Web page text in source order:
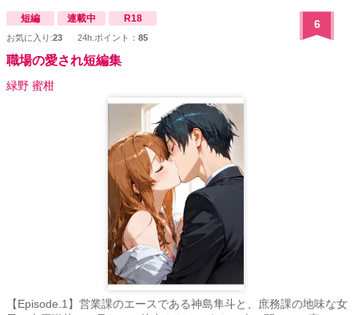
短編 連載中 R18
お気に入り:23 24h.ポイント： 85
6
職場の愛され短編集
緑野 蜜柑
【Episode.1】営業課のエースである神島隼斗と、庶務課の地味な女